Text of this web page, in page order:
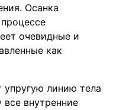
Осанка
очевидные и
как
упругую линию тела
внутренние